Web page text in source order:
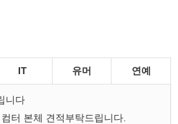
IT 유머 연예
니다
터 본체 견적부탁드립니다.